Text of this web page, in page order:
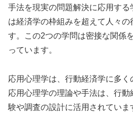
手法を現実の問題解決に応用す
は経済学の枠組みを超えて人々
す。この2つの学問は密接な関係
っています。
応用心理学は、行動経済学に多く
応用心理学の理論や手法は、行
験や調査の設計に活用されてい